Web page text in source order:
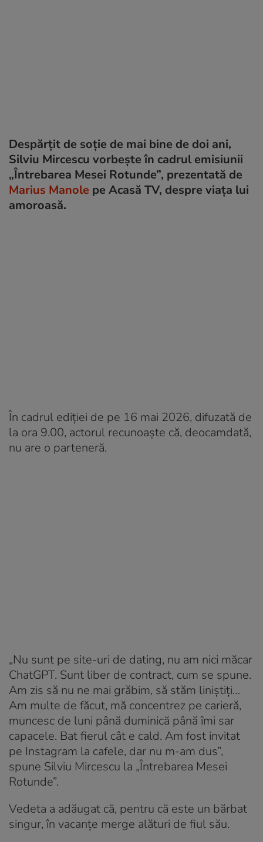
Despărțit de soție de mai bine de doi ani,
Silviu Mircescu vorbește în cadrul emisiunii
„Întrebarea Mesei Rotunde”, prezentată de
Marius Manole pe Acasă TV, despre viața lui
amoroasă.
În cadrul ediției de pe 16 mai 2026, difuzată de
la ora 9.00, actorul recunoaște că, deocamdată,
nu are o parteneră.
„Nu sunt pe site-uri de dating, nu am nici măcar
ChatGPT. Sunt liber de contract, cum se spune.
Am zis să nu ne mai grăbim, să stăm liniștiți…
Am multe de făcut, mă concentrez pe carieră,
muncesc de luni până duminică până îmi sar
capacele. Bat fierul cât e cald. Am fost invitat
pe Instagram la cafele, dar nu m-am dus”,
spune Silviu Mircescu la „Întrebarea Mesei
Rotunde”.
Vedeta a adăugat că, pentru că este un bărbat
singur, în vacanțe merge alături de fiul său.